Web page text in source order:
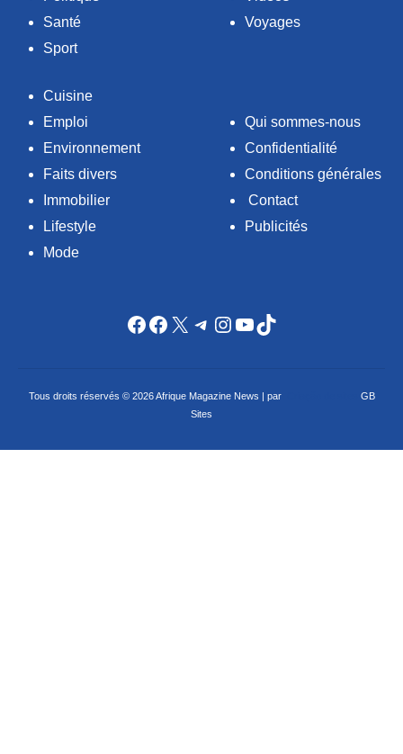
Santé
Sport
Voyages
Cuisine
Emploi
Environnement
Faits divers
Immobilier
Lifestyle
Mode
Qui sommes-nous
Confidentialité
Conditions générales
Contact
Publicités
Facebook
Facebook
X Telegram
Instagram
YouTube
TikTok
Tous droits réservés © 2026 Afrique Magazine News | par
GB
Sites